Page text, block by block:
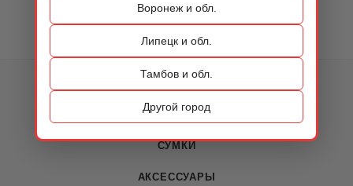
Воронеж и обл.
Липецк и обл.
Тамбов и обл.
Другой город
ОБУВЬ
СУМКИ
АКСЕССУАРЫ